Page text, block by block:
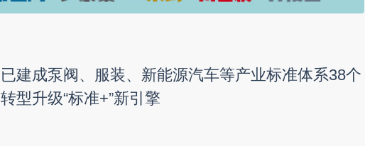
建成泵阀、服装、新能源汽车等产业标准体系38个
型升级“标准+”新引擎